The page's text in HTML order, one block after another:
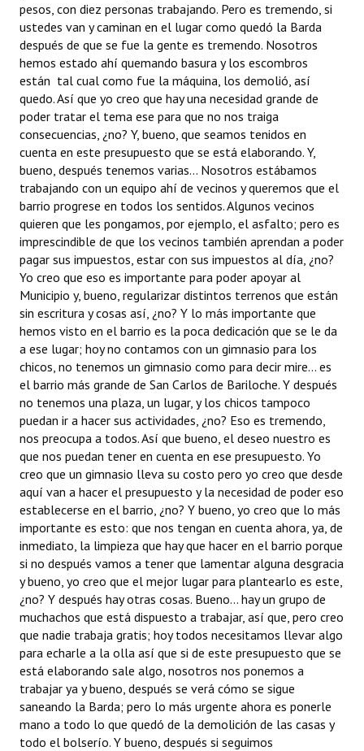
pesos, con diez personas trabajando. Pero es tremendo, si
ustedes van y caminan en el lugar como quedó la Barda
después de que se fue la gente es tremendo. Nosotros
hemos estado ahí quemando basura y los escombros
están tal cual como fue la máquina, los demolió, así
quedo. Así que yo creo que hay una necesidad grande de
poder tratar el tema ese para que no nos traiga
consecuencias, ¿no? Y, bueno, que seamos tenidos en
cuenta en este presupuesto que se está elaborando. Y,
bueno, después tenemos varias... Nosotros estábamos
trabajando con un equipo ahí de vecinos y queremos que el
barrio progrese en todos los sentidos. Algunos vecinos
quieren que les pongamos, por ejemplo, el asfalto; pero es
imprescindible de que los vecinos también aprendan a poder
pagar sus impuestos, estar con sus impuestos al día, ¿no?
Yo creo que eso es importante para poder apoyar al
Municipio y, bueno, regularizar distintos terrenos que están
sin escritura y cosas así, ¿no? Y lo más importante que
hemos visto en el barrio es la poca dedicación que se le da
a ese lugar; hoy no contamos con un gimnasio para los
chicos, no tenemos un gimnasio como para decir mire... es
el barrio más grande de San Carlos de Bariloche. Y después
no tenemos una plaza, un lugar, y los chicos tampoco
puedan ir a hacer sus actividades, ¿no? Eso es tremendo,
nos preocupa a todos. Así que bueno, el deseo nuestro es
que nos puedan tener en cuenta en ese presupuesto. Yo
creo que un gimnasio lleva su costo pero yo creo que desde
aquí van a hacer el presupuesto y la necesidad de poder eso
establecerse en el barrio, ¿no? Y bueno, yo creo que lo más
importante es esto: que nos tengan en cuenta ahora, ya, de
inmediato, la limpieza que hay que hacer en el barrio porque
si no después vamos a tener que lamentar alguna desgracia
y bueno, yo creo que el mejor lugar para plantearlo es este,
¿no? Y después hay otras cosas. Bueno... hay un grupo de
muchachos que está dispuesto a trabajar, así que, pero creo
que nadie trabaja gratis; hoy todos necesitamos llevar algo
para echarle a la olla así que si de este presupuesto que se
está elaborando sale algo, nosotros nos ponemos a
trabajar ya y bueno, después se verá cómo se sigue
saneando la Barda; pero lo más urgente ahora es ponerle
mano a todo lo que quedó de la demolición de las casas y
todo el bolserío. Y bueno, después si seguimos